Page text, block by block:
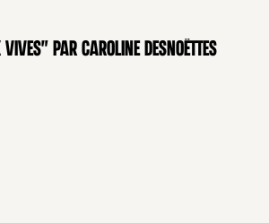
Vives" par Caroline Desnoëttes